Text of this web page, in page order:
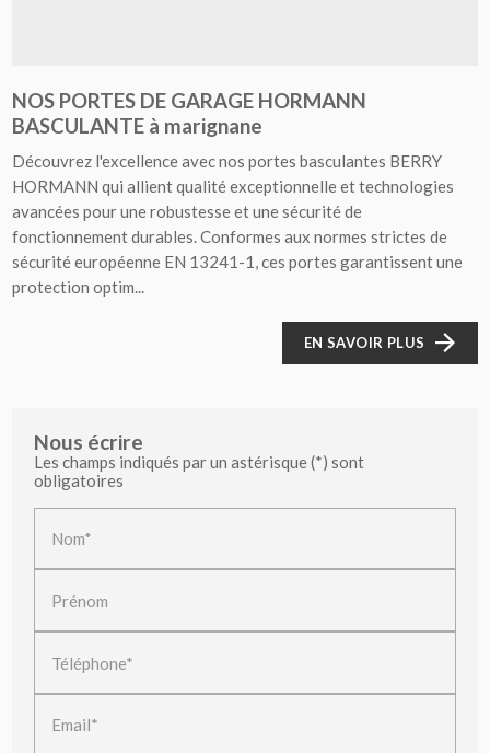
NOS PORTES DE GARAGE HORMANN
BASCULANTE à marignane
Découvrez l'excellence avec nos portes basculantes BERRY
HORMANN qui allient qualité exceptionnelle et technologies
avancées pour une robustesse et une sécurité de
fonctionnement durables. Conformes aux normes strictes de
sécurité européenne EN 13241-1, ces portes garantissent une
protection optim...
EN SAVOIR PLUS
Nous écrire
Les champs indiqués par un astérisque (*) sont
obligatoires
Nom*
Prénom
Téléphone*
Email*